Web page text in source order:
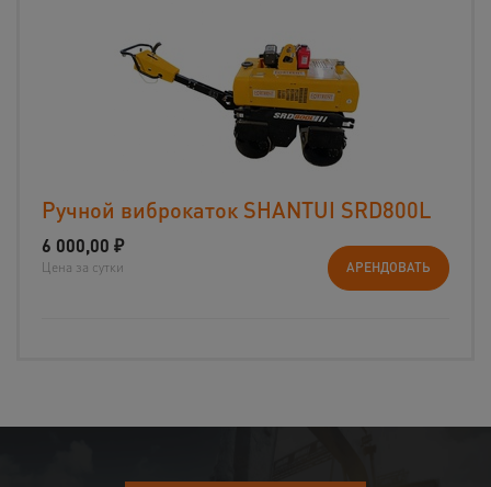
Ручной виброкаток SHANTUI SRD800L
6 000,00 ₽
Цена за сутки АРЕНДОВАТЬ